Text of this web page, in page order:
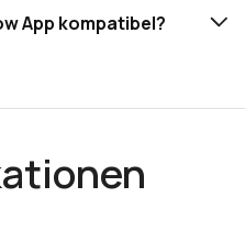
App kompatibel?